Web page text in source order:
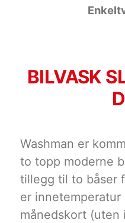
BILVASK
Washman er
to topp moderne
tillegg til to båser
er
månedskort (uten